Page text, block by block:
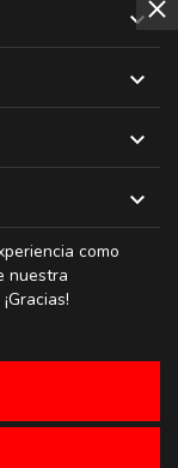




como
nuestra
¡Gracias!